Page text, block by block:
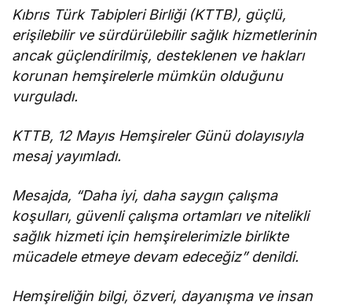
Komitesi İş
Birliği
Protokolü”
imzalandı
Kıbrıs Türk Tabipleri Birliği (KTTB), güçlü,
erişilebilir ve sürdürülebilir sağlık hizmetlerinin
ancak güçlendirilmiş, desteklenen ve hakları
korunan hemşirelerle mümkün olduğunu
vurguladı.
KTTB, 12 Mayıs Hemşireler Günü dolayısıyla
mesaj yayımladı.
Mesajda, “Daha iyi, daha saygın çalışma
koşulları, güvenli çalışma ortamları ve nitelikli
sağlık hizmeti için hemşirelerimizle birlikte
mücadele etmeye devam edeceğiz” denildi.
Hemşireliğin bilgi, özveri, dayanışma ve insan